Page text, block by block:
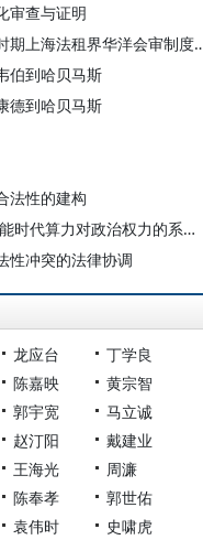
审查与证明
侯庆斌：地方性与合法性的扞
伯到哈贝马斯
德到哈贝马斯
法性的建构
马光选 陆涛：从算力看待权力：数字智能时代算力对政治权力的系统性改造论纲
性冲突的法律协调
龙应台
丁学良
陈嘉映
黄宗智
郭宇宽
马立诚
赵汀阳
戴建业
王海光
周濂
陈奉孝
郭世佑
袁伟时 史啸虎